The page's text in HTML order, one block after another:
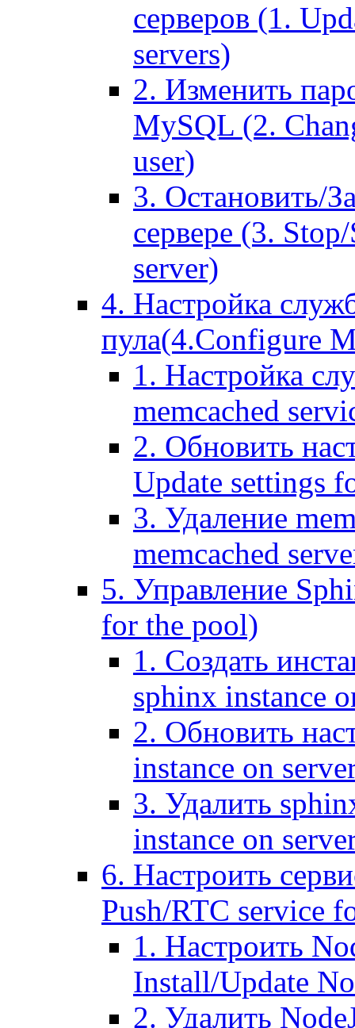
серверов (1.
servers)
2. Изменить
MySQL (2.
user)
3. Остановить/
сервере (3.
server)
4. Настройка
пула(4.Configure
1. Настройка
memcached
2. Обновить
Update settings
3. Удаление
memcached
5. Управление
for the pool)
1. Создать
sphinx instance
2. Обновить
instance on
3. Удалить
instance on
6. Настроить
Push/RTC service
1. Настроить
Install/Update
2. Удалить